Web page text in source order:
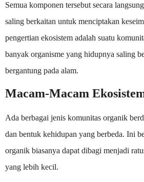
Semua komponen tersebut secara
saling berkaitan untuk menciptakan
pengertian ekosistem adalah suatu
banyak organisme yang hidupnya saling
bergantung pada alam.
Macam-Macam
Ada berbagai jenis komunitas organik
dan bentuk kehidupan yang berbeda. Ini
organik biasanya dapat dibagi menjadi
yang lebih kecil.